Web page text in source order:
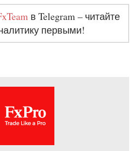
в Telegram – читайте
первыми!